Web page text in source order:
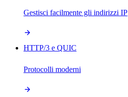
Gestisci facilmente gli indirizzi IP
HTTP/3 e QUIC
Protocolli moderni